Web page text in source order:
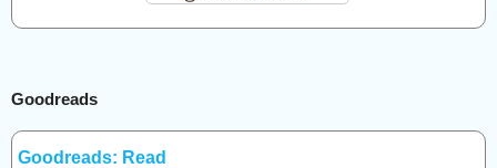
Goodreads
Goodreads: Read